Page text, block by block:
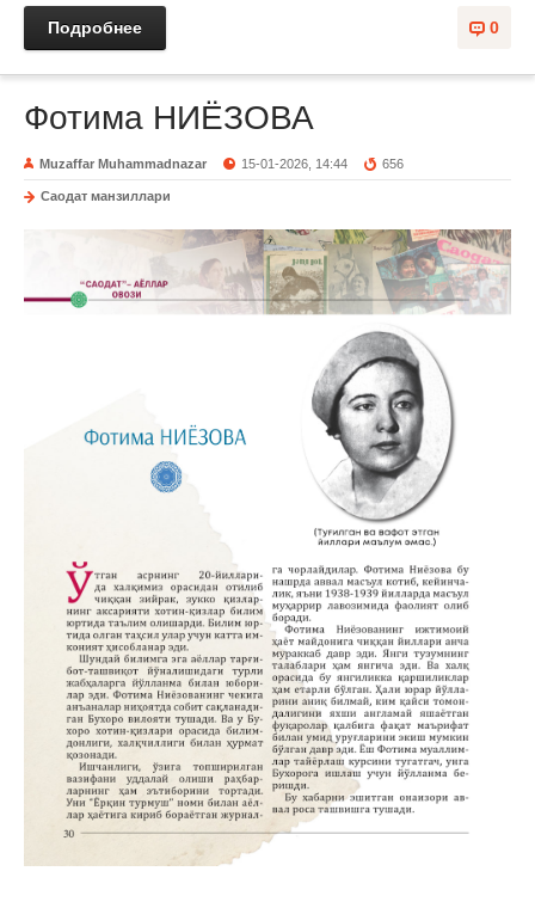
0
Подробнее
Фотима НИЁЗОВА
Muzaffar Muhammadnazar 15-01-2026, 14:44 656
Саодат манзиллари